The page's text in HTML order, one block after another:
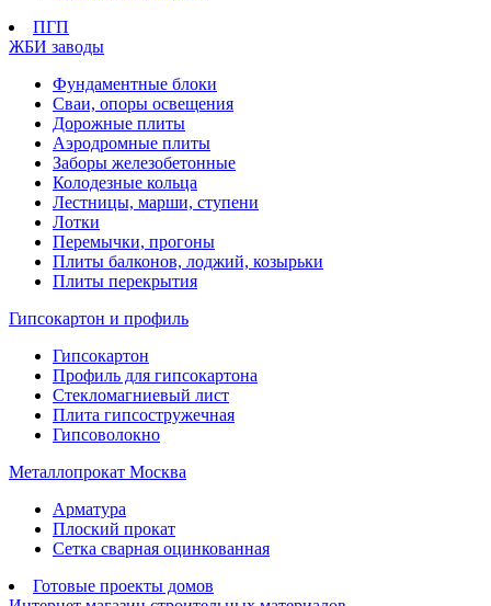
ПГП
ЖБИ заводы
Фундаментные блоки
Сваи, опоры освещения
Дорожные плиты
Аэродромные плиты
Заборы железобетонные
Колодезные кольца
Лестницы, марши, ступени
Лотки
Перемычки, прогоны
Плиты балконов, лоджий, козырьки
Плиты перекрытия
Гипсокартон и профиль
Гипсокартон
Профиль для гипсокартона
Стекломагниевый лист
Плита гипсостружечная
Гипсоволокно
Металлопрокат Москва
Арматура
Плоский прокат
Сетка сварная оцинкованная
Готовые проекты домов